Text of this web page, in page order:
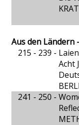
Aus den Ländern
215 - 239 -
Acht
241 - 250 -